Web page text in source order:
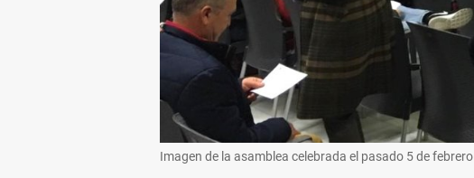
Imagen de la asamblea celebrada el pasado 5 de febrero